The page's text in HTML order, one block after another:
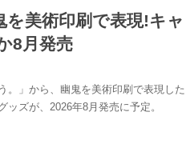
を美術印刷で表現!キャ
8月発売
。」から、幽鬼を美術印刷で表現した
ッズが、2026年8月発売に予定。